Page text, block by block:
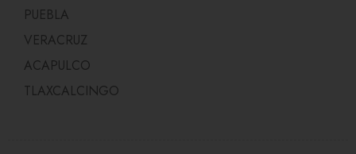
PUEBLA
VERACRUZ
ACAPULCO
TLAXCALCINGO